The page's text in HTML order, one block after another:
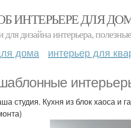
ИНТЕРЬЕРЕ ДЛЯ
дизайна интерьера,
дома интерьер для
студия. Кухня из блок хаоса и